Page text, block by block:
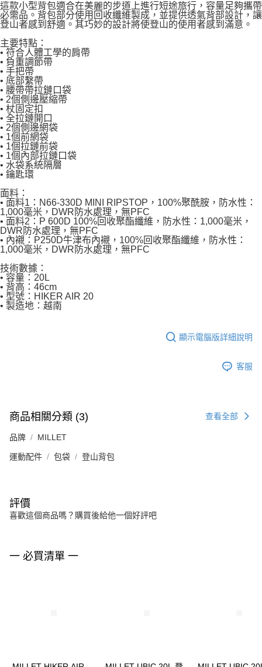
這款小型背包適合在美麗的步道上進行短途旅行，容量足夠攜帶
必需品。背包部分使用回收纖維製成，並提供透氣背部設計，讓
登山者感到舒適。其巧妙的設計將使登山的使用者感到滿意。
主要特點：
• 符合人體工學的肩帶
• 負重調節帶
• 手把帶
• 底部繫帶
• 腰帶帶拉鏈口袋
• 2個側邊壓縮帶
• 杖固定扣
• 全拉鏈開口
• 2個側邊網袋
• 1個前網袋
• 1個拉鏈前袋
• 1個內部拉鏈口袋
• 水袋系統隔層
• 鑰匙環
面料：
• 面料1：N66-330D MINI RIPSTOP，100%聚酰胺，防水性：
1,000毫米，DWR防水處理，無PFC
• 面料2：P 600D 100%回收聚酯纖維，防水性：1,000毫米，
DWR防水處理，無PFC
• 內襯：P250D牛津布內襯，100%回收聚酯纖維，防水性：
1,000毫米，DWR防水處理，無PFC
技術數據：
• 容量：20L
• 背高：46cm
• 型號：HIKER AIR 20
• 製造地：越南
顯示電腦版詳細說明
客服
商品相關分類 (3) 查看全部
品牌 MILLET
運動配件 包袋 登山背包
評價
喜歡這個商品嗎？購買後給他一個好評吧
一 必買清單 一